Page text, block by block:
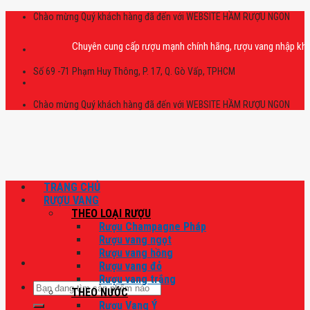
Skip
Chào mừng Quý khách hàng đã đến với WEBSITE HẦM RƯỢU NGON
Chuyên cung cấp rượu mạnh chính hãng, rượu vang nhập khẩu
Số 69 -71 Phạm Huy Thông, P. 17, Q. Gò Vấp, TPHCM
Chào mừng Quý khách hàng đã đến với WEBSITE HẦM RƯỢU NGON
Tìm
kiếm:
TRANG CHỦ
RƯỢU VANG
THEO LOẠI RƯỢU
Rượu Champagne Pháp
Rượu vang ngọt
Rượu vang hồng
Rượu vang đỏ
Rượu vang trắng
THEO NƯỚC
Rượu Vang Ý